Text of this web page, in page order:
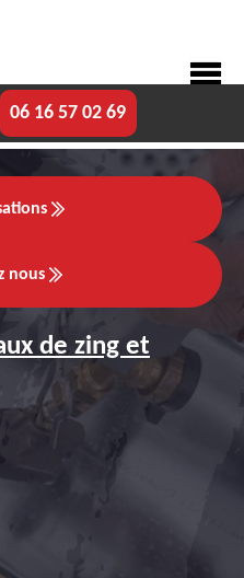
06 16 57 02 69
nous
de zing et